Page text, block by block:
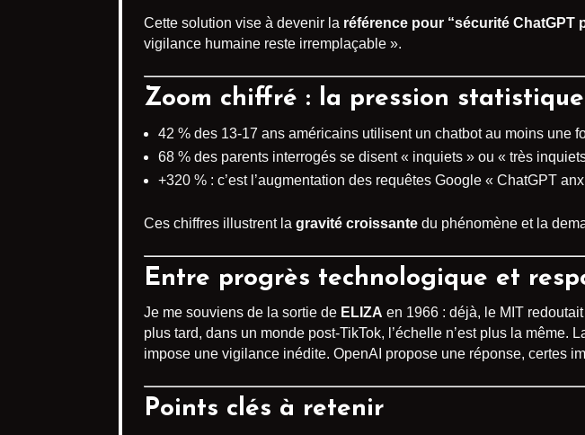
Cette solution vise à devenir la référence pour “sécurité ChatGPT
vigilance humaine reste irremplaçable ».
Zoom chiffré : la pression
42 % des 13-17 ans américains utilisent un chatbot au moins une
68 % des parents interrogés se disent « inquiets » ou « très
+320 % : c’est l’augmentation des requêtes Google « ChatGPT
Ces chiffres illustrent la gravité croissante du phénomène et la
Entre progrès technologique et
Je me souviens de la sortie de ELIZA en 1966 : déjà, le MIT
plus tard, dans un monde post-TikTok, l’échelle n’est plus la même.
impose une vigilance inédite. OpenAI propose une réponse, certes
Points clés à retenir